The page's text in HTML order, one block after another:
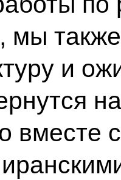
мы
и
вместе